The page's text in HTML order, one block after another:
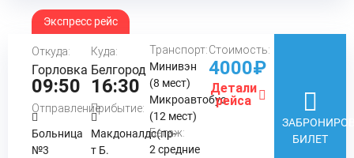
Экспресс рейс
Откуда:
Горловка
09:50
Отправление:
Больница
№3
Куда:
Белгород
16:30
Прибытие:
Макдоналдс(пр-
т Б.
Транспорт:
Минивэн
(8 мест)
Микроавтобус
(12 мест)
Багаж:
2 средние
Стоимость:
4000₽
Детали
рейса
БИЛЕТ